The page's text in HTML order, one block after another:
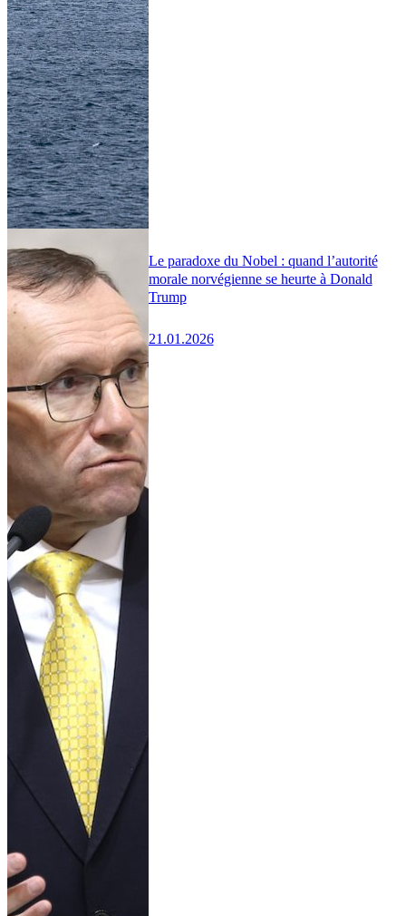
Le paradoxe du Nobel : quand l’autorité
morale norvégienne se heurte à Donald
Trump
21.01.2026